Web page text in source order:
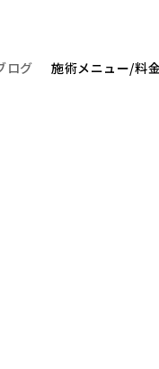
ログ 施術メニュー/料